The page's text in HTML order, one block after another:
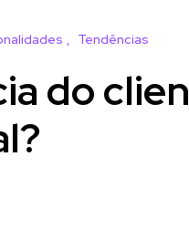
Tendências
do